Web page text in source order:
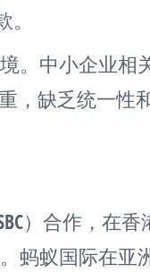
。中小企业相
，缺乏统一性
）合作，在
蚂蚁国际在亚